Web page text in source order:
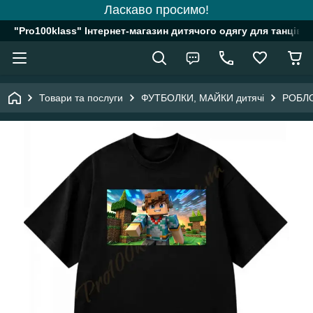
Ласкаво просимо!
"Pro100klass" Інтернет-магазин дитячого одягу для танців,
Товари та послуги ФУТБОЛКИ, МАЙКИ дитячі